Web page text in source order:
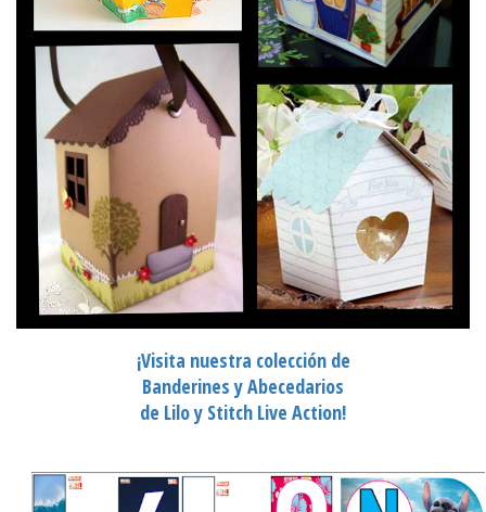
¡Visita nuestra colección de
Banderines y Abecedarios
de Lilo y Stitch Live Action!